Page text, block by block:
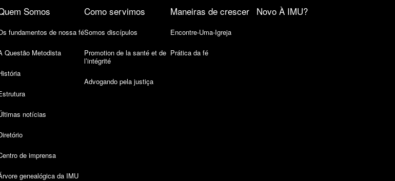
Somos
fundamentos de nossa fé
Questão Metodista
notícias
de imprensa
genealógica da IMU
Como servimos
Somos discípulos
Promotion de la santé et de
l’intégrité
Advogando pela justiça
Maneiras de crescer
Encontre-Uma-Igreja
Prática da fé
Novo À IMU?